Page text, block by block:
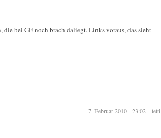
die bei GE noch brach daliegt. Links voraus, das sieht
7. Februar 2010 - 23:02 – tetti